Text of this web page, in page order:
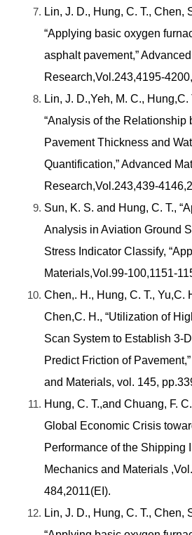
Lin, J. D., Hung, C. T., Chen,
“Applying basic oxygen
asphalt pavement,”
Research,Vol.243,4195-
Lin, J. D.,Yeh, M. C.,
“Analysis of the Relationship
Pavement Thickness and
Quantification,” Advanced
Research,Vol.243,439-
Sun, K. S. and Hung, C. T.,
Analysis in Aviation Ground
Stress Indicator Classify,
Materials,Vol.99-100,1151-
Chen,. H., Hung, C. T., Yu,C.
Chen,C. H., “Utilization of
Scan System to Establish 3-
Predict Friction of
and Materials, vol. 145,
Hung, C. T.,and Chuang, F.
Global Economic Crisis
Performance of the Shipping
Mechanics and Materials
484,2011(EI).
Lin, J. D., Hung, C. T., Chen,